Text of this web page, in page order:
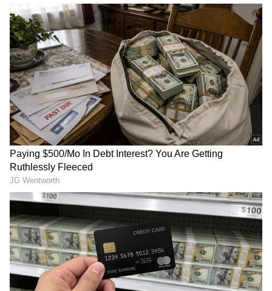
ఆ పేరు ఎలా వ‌చ్చిందో తెలుసా.?
వైన్స్ దుకాణాలు బంద్.. ప్ర‌భుత్వం
కీలక నిర్ణ‌యం.
ప్రైవేట్ స్కూళ్ల ఫీజులపై తెలంగాణ
సర్కార్ కఠిన ఆదేశాలు.. ఆ
వివ‌రాలు క‌చ్చితంగా
తెల‌పాల్సిందే
School Holidays : విద్యార్థులు
ఎగిరిగంతేసే న్యూస్.. ఏపీలో
LATEST VIDEOS
తెలుగు రాష్ట్రాల్లో మళ్లీ మొదలైన భారీ
వర్షాలు | AP & Telangana Rain Alert
Today